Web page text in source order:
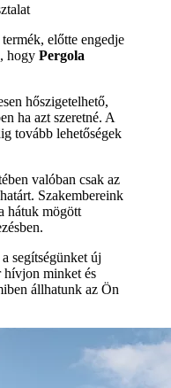
előtte engedje
hogy Pergola
hőszigetelhető,
ha azt szeretné. A
tovább lehetőségek
valóban csak az
Szakembereink
hátuk mögött
segítségünket új
hívjon minket és
állhatunk az Ön